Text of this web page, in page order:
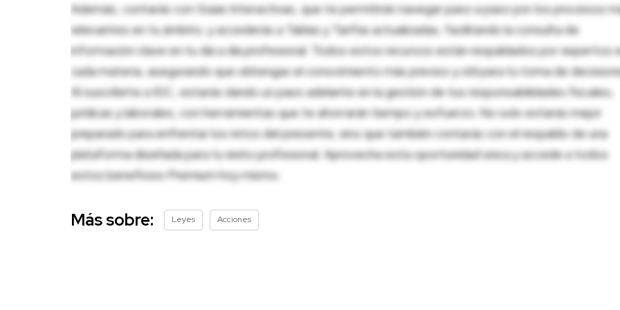
Además, contarás con Guías Interactivas, que te permitirán navegar paso a paso por los procesos
relevantes en tu ámbito, y accederás a Tablas y Tarifas actualizadas, facilitando la consulta de
información clave en tu día a día profesional. Todos estos recursos están respaldados por expertos
cada materia, asegurando que obtengas el conocimiento más preciso y útil para tu toma de
Al suscribirte a IDC, estarás dando un paso adelante en la gestión de tus responsabilidades fiscales,
jurídicas y laborales, con herramientas que te ahorrarán tiempo y esfuerzo. No solo estarás mejor
preparado para enfrentar los retos del presente, sino que también contarás con el respaldo de una
plataforma diseñada para tu éxito profesional. Aprovecha esta oportunidad única y accede a todos
estos beneficios Premium hoy mismo.
Más sobre: Leyes Acciones